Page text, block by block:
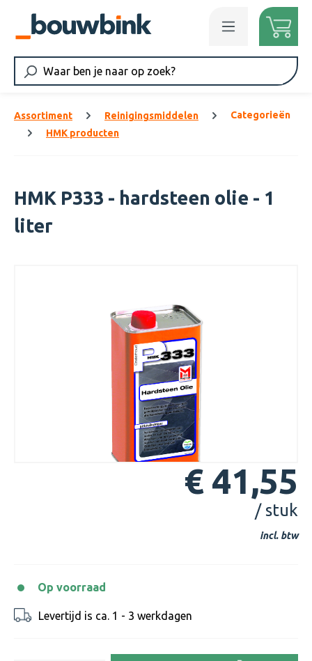
Ga naar de hoofdinhoud
Assortiment Reinigingsmiddelen
Categorieën
HMK producten
HMK P333 - hardsteen olie - 1
liter
€ 41,55
/ stuk
incl. btw
Op voorraad
Levertijd is ca. 1 - 3 werkdagen